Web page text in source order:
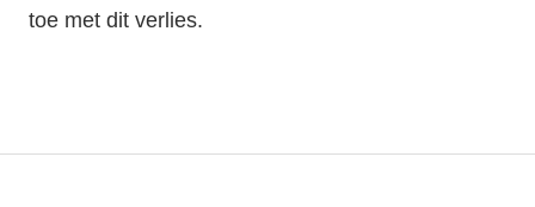
toe met dit verlies.